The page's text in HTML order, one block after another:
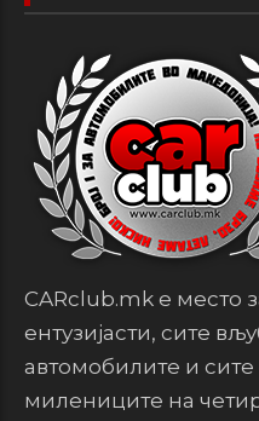
CARclub.mk е место
ентузијасти, сите
автомобилите и
милениците на